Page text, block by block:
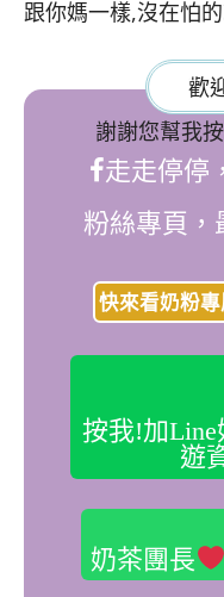
跟你媽一樣,沒在怕
歡
謝謝您幫我
走走停停
粉絲專頁，
快來看奶粉
按我!加
遊
奶茶團長